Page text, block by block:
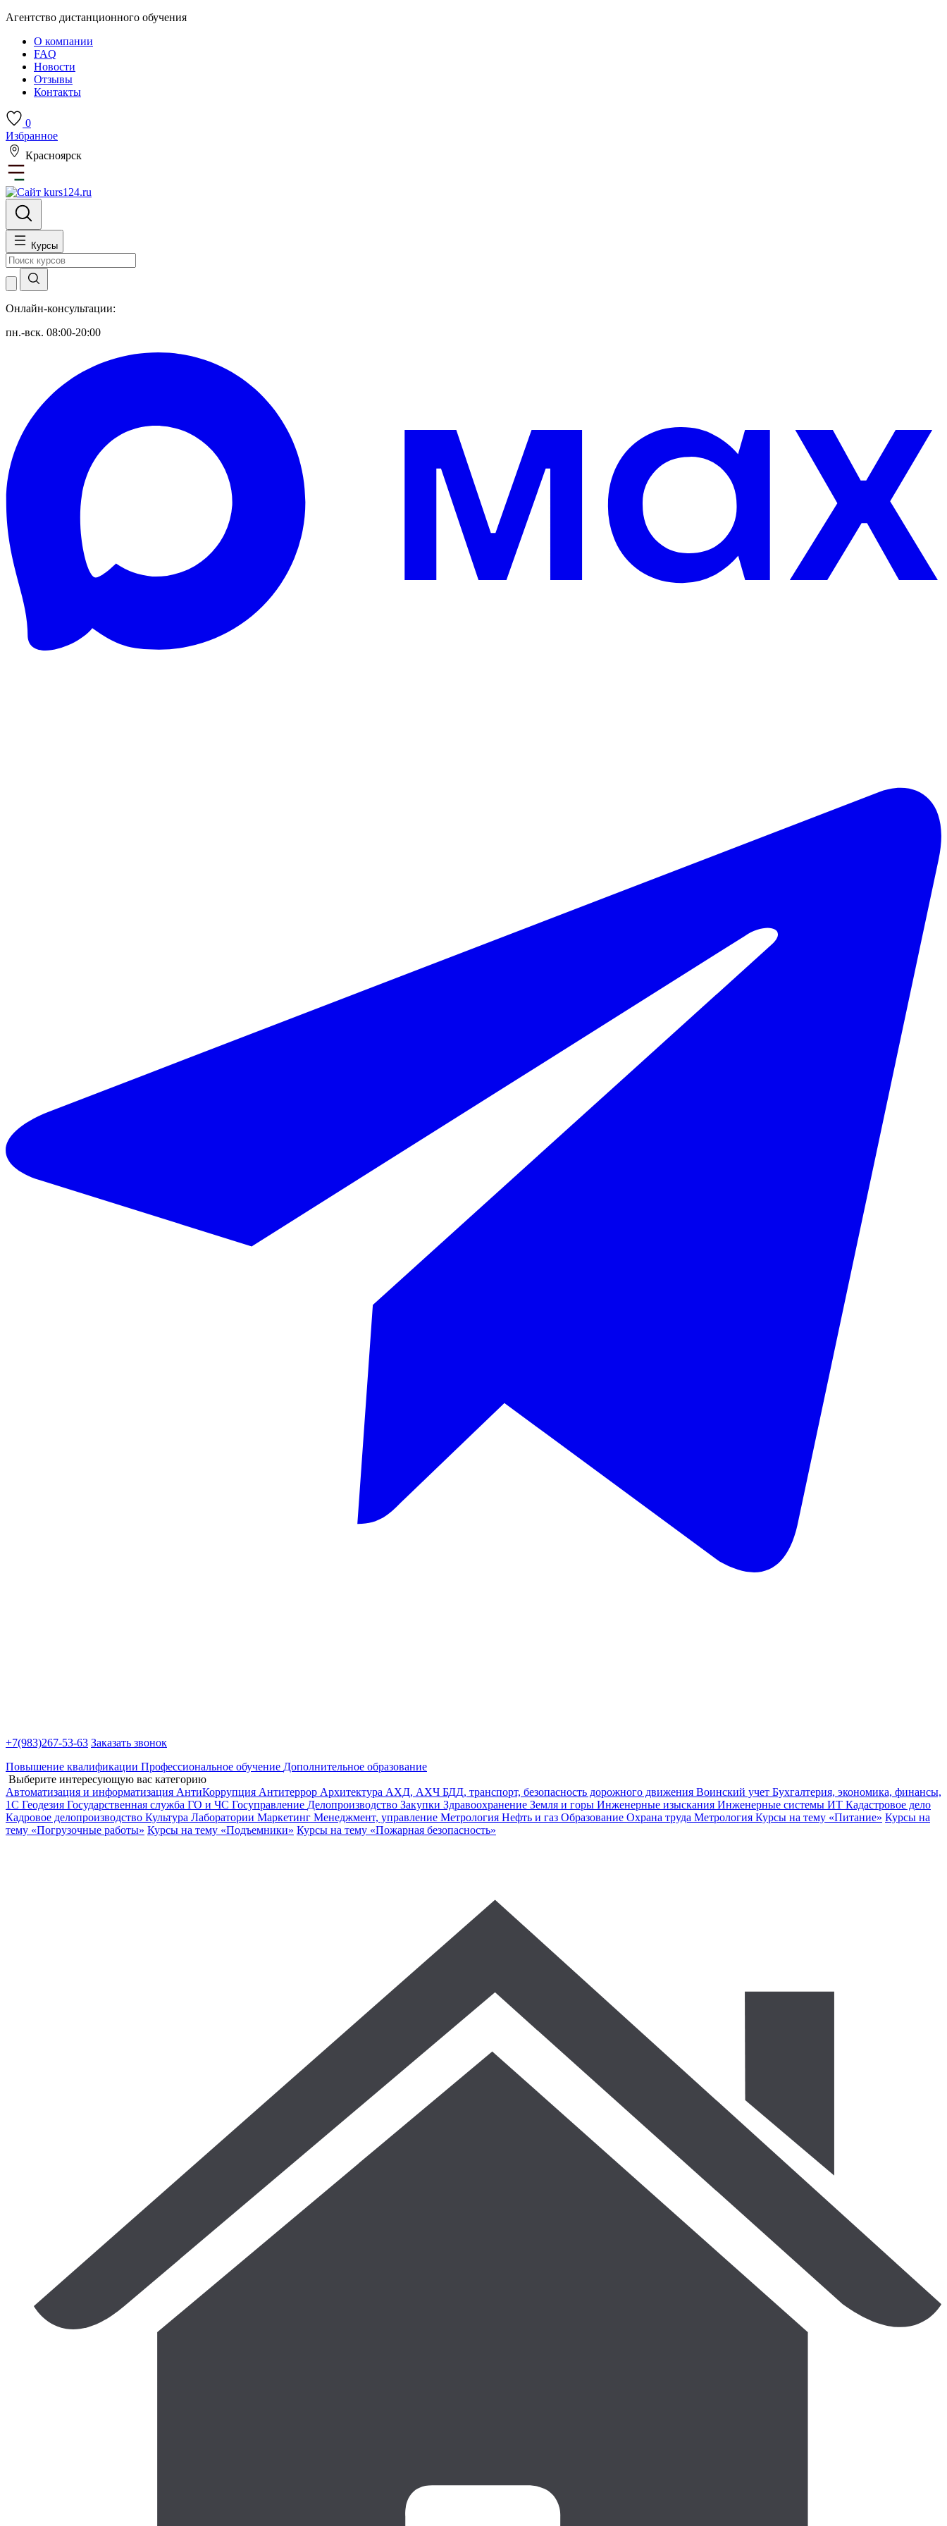
Агентство дистанционного обучения
О компании
FAQ
Новости
Отзывы
Контакты
0
Избранное
Красноярск
Курсы
Онлайн-консультации:
пн.-вск. 08:00-20:00
+7(983)267-53-63 Заказать звонок
Повышение квалификации Профессиональное обучение Дополнительное образование
Выберите интересующую вас категорию
Автоматизация и информатизация АнтиКоррупция Антитеррор Архитектура АХД, АХЧ БДД, транспорт, безопасность дорожного движения Воинский учет Бухгалтерия, экономика, финансы,
1С Геодезия Государственная служба ГО и ЧС Госуправление Делопроизводство Закупки Здравоохранение Земля и горы Инженерные изыскания Инженерные системы ИТ Кадастровое дело
Кадровое делопроизводство Культура Лаборатории Маркетинг Менеджмент, управление Метрология Нефть и газ Образование Охрана труда Метрология Курсы на тему «Питание» Курсы на
тему «Погрузочные работы» Курсы на тему «Подъемники» Курсы на тему «Пожарная безопасность»